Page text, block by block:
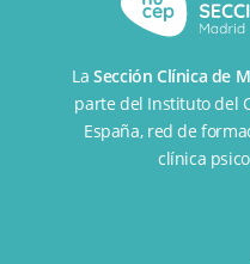
LaSección Clínica de
parte del Instituto del
España, red de
clínica